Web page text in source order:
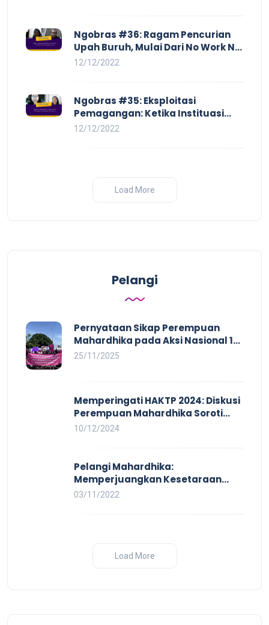
Ngobras #36: Ragam Pencurian
Upah Buruh, Mulai Dari No Work No
Pay Hingga Skorsing
12/12/2022
Ngobras #35: Eksploitasi
Pemagangan: Ketika Instituasi
Pendidikan Tunduk pada Hilir
12/12/2022
Load More
Pelangi
Pernyataan Sikap Perempuan
Mahardhika pada Aksi Nasional 16
HAKTP 2025 Kerja Layak dan Bebas
25/11/2025
Memperingati HAKTP 2024: Diskusi
Perempuan Mahardhika Soroti
Kerja Layak yang Inklusif bagi
10/12/2024
Pelangi Mahardhika:
Memperjuangkan Kesetaraan
untuk Pekerja LBTQ
03/11/2022
Load More